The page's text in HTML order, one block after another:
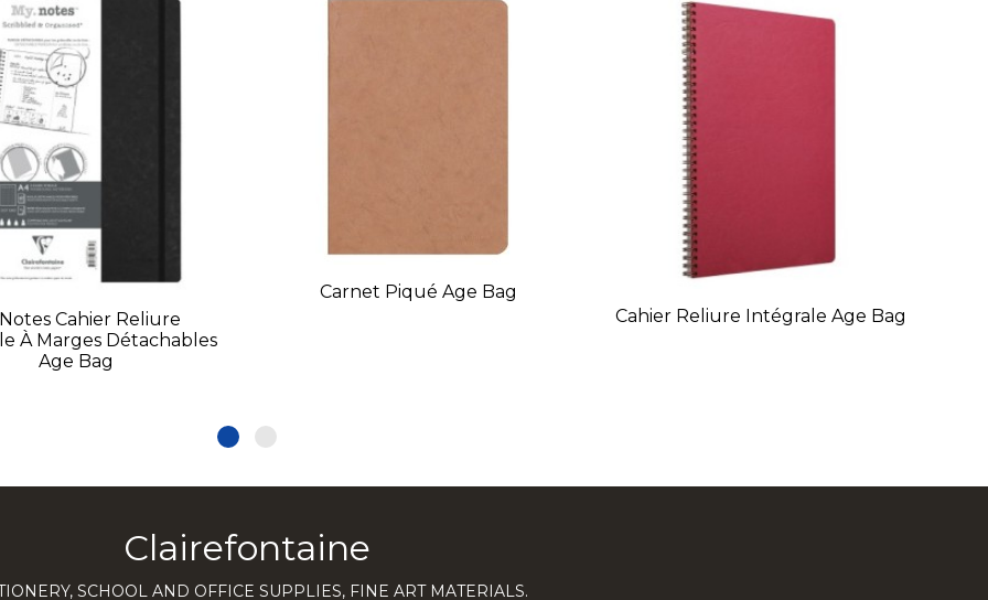
Cahier Reliure
À Marges Détachables
Age Bag
Carnet Piqué Age Bag
Cahier Reliure Intégrale Age Bag
Clairefontaine
SCHOOL AND OFFICE SUPPLIES, FINE ART MATERIALS.